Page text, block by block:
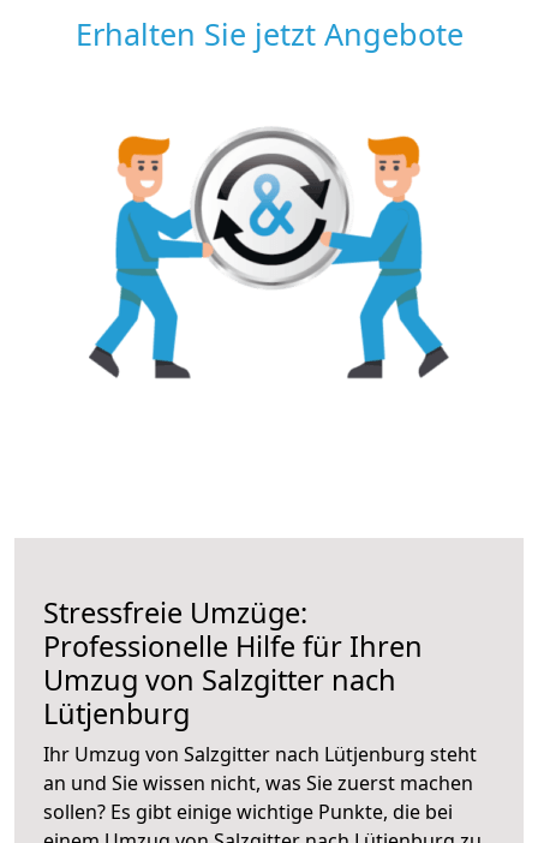
Erhalten Sie jetzt Angebote
Stressfreie Umzüge:
Professionelle Hilfe für Ihren
Umzug von Salzgitter nach
Lütjenburg
Ihr Umzug von Salzgitter nach Lütjenburg steht
an und Sie wissen nicht, was Sie zuerst machen
sollen? Es gibt einige wichtige Punkte, die bei